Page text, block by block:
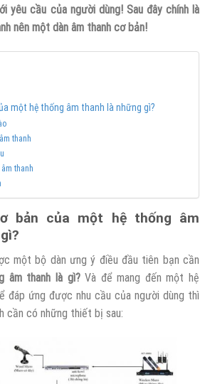
yêu cầu của người dùng! Sau đây chính là
nên một dàn âm thanh cơ bản!
một hệ thống âm thanh là những gì?
thanh
thanh
bản của một hệ thống âm
một bộ dàn ưng ý điều đầu tiên bạn cần
âm thanh là gì?Và để mang đến một hệ
đáp ứng được nhu cầu của người dùng thì
cần có những thiết bị sau: